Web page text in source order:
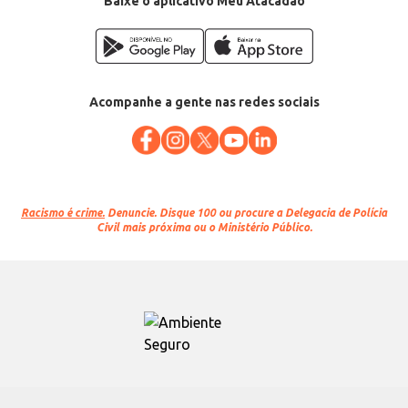
Acompanhe a gente nas redes sociais
Racismo é crime. Denuncie. Disque 100 ou procure a Delegacia de Polícia
Civil mais próxima ou o Ministério Público.